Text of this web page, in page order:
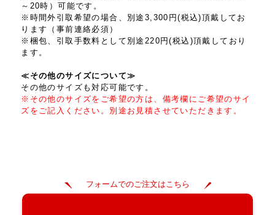
～20時）可能です。
※時間外引取希望の場合、別途3,300円(税込)頂戴してお
ります（事前連絡必須）
※梱包、引取手数料として別途220円(税込)頂戴しており
ます。
≪その他のサイズについて≫
その他のサイズも対応可能です。
※その他のサイズをご希望の方は、備考欄にご希望のサイ
ズをご記入ください。別途お見積させていただきます。
フォームでのご注文はこちら